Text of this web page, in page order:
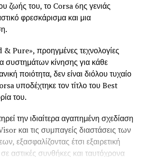
ζωής του, το Corsa 6ης γενιάς
φρεσκάρισμα και μια
Pure», προηγμένες τεχνολογίες
συστημάτων κίνησης για κάθε
ποιότητα, δεν είναι διόλου τυχαίο
υποδέχτηκε τον τίτλο του Best
του.
την ιδιαίτερα αγαπημένη σχεδίαση
και τις συμπαγείς διαστάσεις των
εξασφαλίζοντας έτσι εξαιρετική
αστικές συνθήκες και ταυτόχρονα